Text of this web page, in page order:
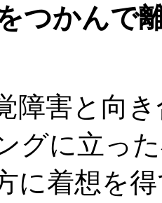
つかんで
障害と向
グに立っ
に着想を